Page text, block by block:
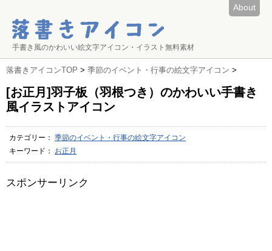
About
手書き風のかわいい絵文字アイコン・イラスト無料素材
落書きアイコンTOP > 季節のイベント・行事の絵文字アイコン >
[お正月]羽子板（羽根つき）のかわいい手書き
風イラストアイコン
カテゴリー： 季節のイベント・行事の絵文字アイコン
キーワード： お正月
スポンサーリンク